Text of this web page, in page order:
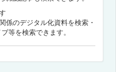
係のデジタル化資料を検索・
等を検索できます。